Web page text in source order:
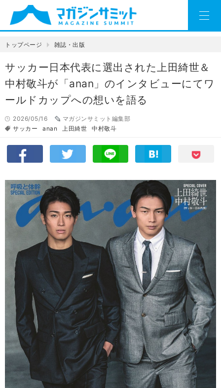
トップページ 雑誌・出版
サッカー日本代表に選出された上田綺世＆
中村敬斗が「anan」のインタビューにてワ
ールドカップへの想いを語る
2026/05/16
マガジンサミット編集部
サッカー
anan 上田綺世 中村敬斗